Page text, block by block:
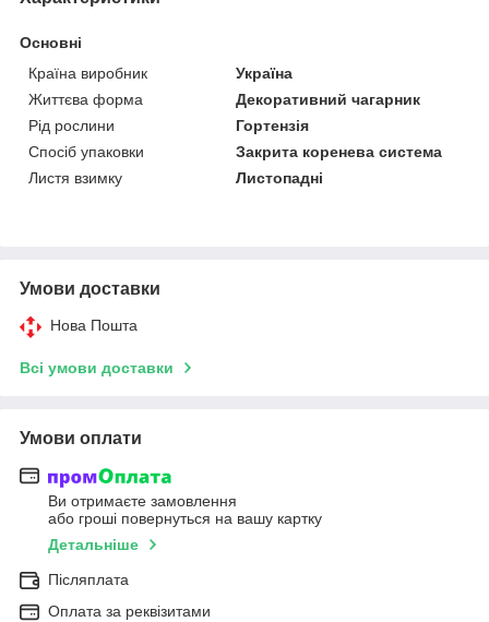
Основні
Країна виробник
Україна
Життєва форма
Декоративний чагарник
Рід рослини
Гортензія
Спосіб упаковки
Закрита коренева система
Листя взимку
Листопадні
Умови доставки
Нова Пошта
Всі умови доставки
Умови оплати
Ви отримаєте замовлення
або гроші повернуться на вашу картку
Детальніше
Післяплата
Оплата за реквізитами